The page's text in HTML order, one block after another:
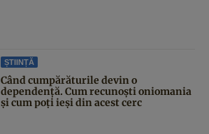
ȘTIINȚĂ
Când cumpărăturile devin o
dependență. Cum recunoști oniomania
și cum poți ieși din acest cerc